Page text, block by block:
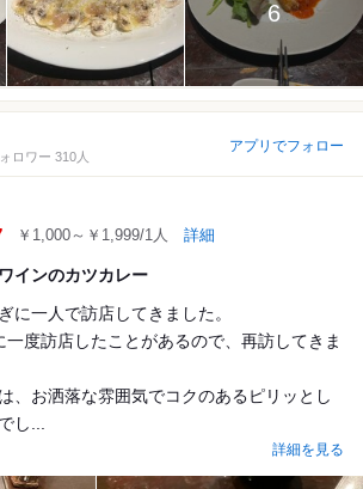
6
ロワー 310人
アプリでフォロー
￥1,000～￥1,999/1人 詳細
インのカツカレー
に一人で訪店してきました。
一度訪店したことがあるので、再訪してきま
、お洒落な雰囲気でコクのあるピリッとし
し...
詳細を見る